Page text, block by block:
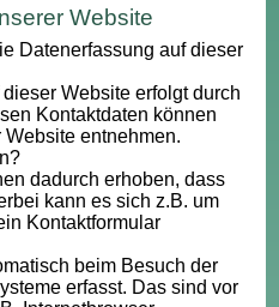
Website
Datenerfassung auf dieser
Website erfolgt durch
Kontaktdaten können
entnehmen.
dadurch erhoben, dass
kann es sich z.B. um
Kontaktformular
beim Besuch der
erfasst. Das sind vor